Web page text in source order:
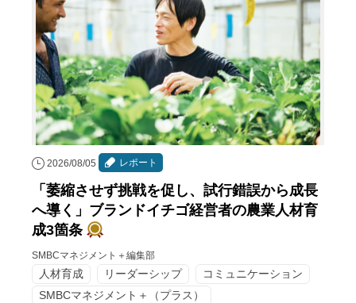
2026/08/05 レポート
「萎縮させず挑戦を促し、試行錯誤から成長
へ導く」ブランドイチゴ経営者の農業人材育
成3箇条
SMBCマネジメント＋編集部
人材育成 リーダーシップ
コミュニケーション
SMBCマネジメント＋（プラス）